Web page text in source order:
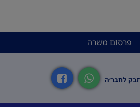
פרסום משרה
לחבר׳ה